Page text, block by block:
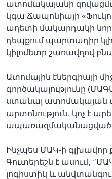
ատոմակայանի
կգա Ճապոնիայի
աղետի մակարդակի
դեպքում պարտադիր
կիլոմետր շառավղով
Ատոմային էներգիայի
գործակալությունը
ստանալ ատոմակայան
արտոնություն, կոչ է
ապառազմականացված
Ինչպես ՄԱԿ-ի
Գուտերեշն է ասում,
լոգիստիկ և